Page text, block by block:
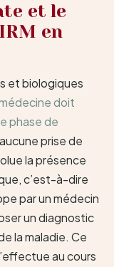
et le
en
et biologiques
doit
phase de
prise de
la présence
c’est-à-dire
par un médecin
un diagnostic
la maladie. Ce
au cours